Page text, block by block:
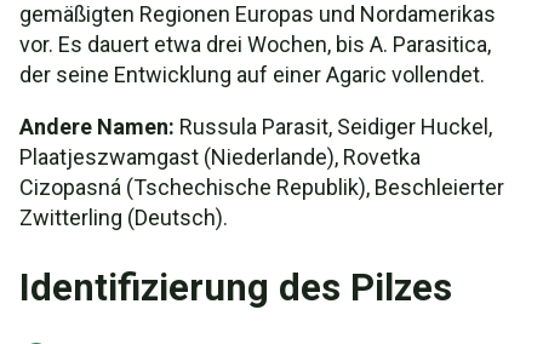
gemäßigten Regionen Europas und Nordamerikas
vor. Es dauert etwa drei Wochen, bis A. Parasitica,
der seine Entwicklung auf einer Agaric vollendet.
Andere Namen: Russula Parasit, Seidiger Huckel,
Plaatjeszwamgast (Niederlande), Rovetka
Cizopasná (Tschechische Republik), Beschleierter
Zwitterling (Deutsch).
Identifizierung des Pilzes